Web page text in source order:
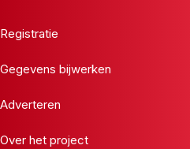
Registratie
Gegevens bijwerken
Adverteren
Over het project